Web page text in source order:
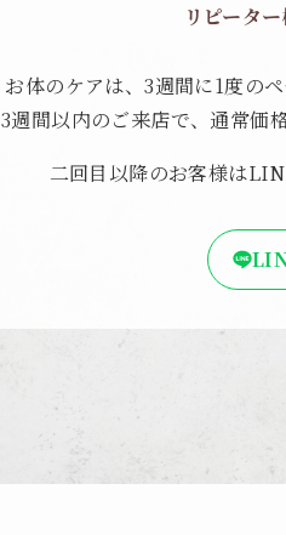
リピータ
お体のケアは、3週間に1度の
3週間以内のご来店で、通常価
二回目以降のお客様は